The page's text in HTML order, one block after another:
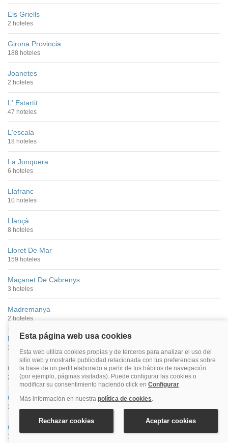
Els Griells
2 hoteles
Girona Provincia
188 hoteles
Joanetes
2 hoteles
L' Estartit
47 hoteles
L'escala
18 hoteles
La Jonquera
6 hoteles
Llafranc
10 hoteles
Llançà
8 hoteles
Lloret De Mar
159 hoteles
Maçanet De Cabrenys
3 hoteles
Madremanya
2 hoteles
Monells
3 hoteles
Oix
2 hoteles
Ollers
3 hoteles
Olot
13 hoteles